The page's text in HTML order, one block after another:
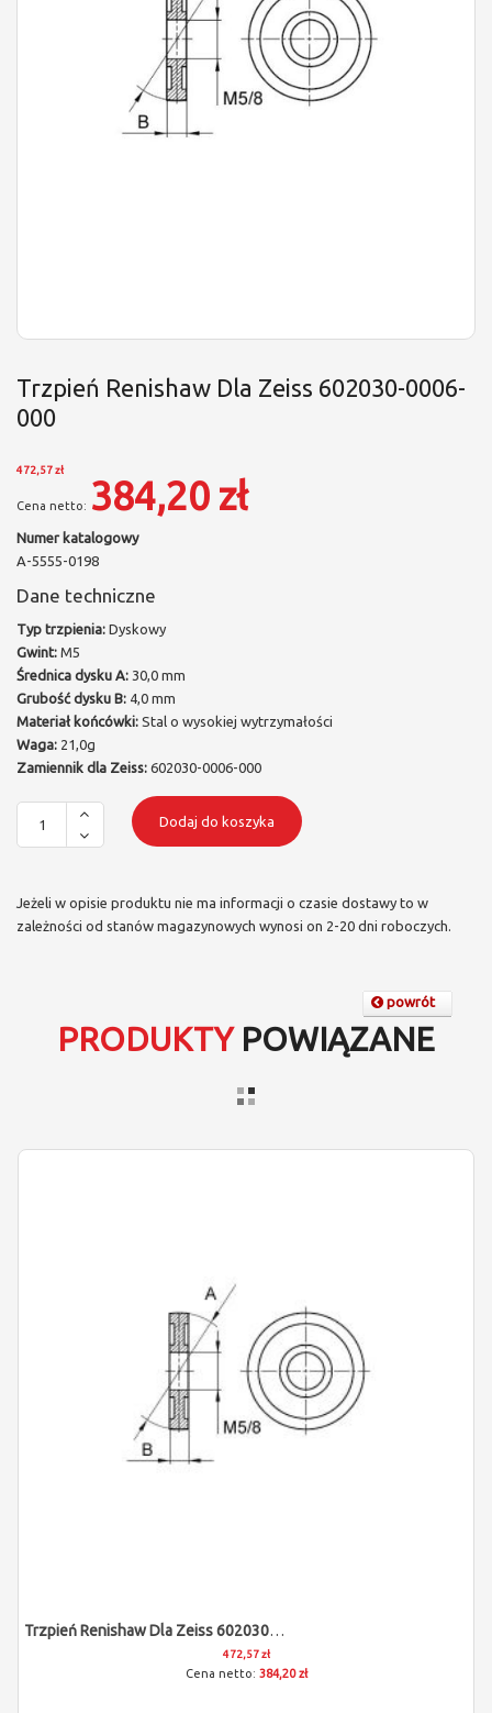
Trzpień Renishaw Dla Zeiss 602030-0006-
000
472,57 zł
384,20 zł
Numer katalogowy
A-5555-0198
Dane techniczne
Typ trzpienia: Dyskowy
Gwint: M5
Średnica dysku A: 30,0 mm
Grubość dysku B: 4,0 mm
Materiał końcówki: Stal o wysokiej wytrzymałości
Waga: 21,0g
Zamiennik dla Zeiss: 602030-0006-000
Dodaj do koszyka
Jeżeli w opisie produktu nie ma informacji o czasie dostawy to w
zależności od stanów magazynowych wynosi on 2-20 dni roboczych.
powrót
PRODUKTYPOWIĄZANE
Trzpień Renishaw Dla Zeiss 602030-0004-000
472,57 zł
384,20 zł